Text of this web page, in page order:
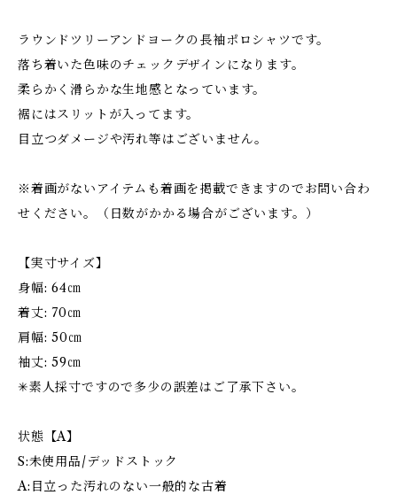
ラウンドツリーアンドヨークの長袖ポロシャツです。
落ち着いた色味のチェックデザインになります。
柔らかく滑らかな生地感となっています。
裾にはスリットが入ってます。
目立つダメージや汚れ等はございません。
※着画がないアイテムも着画を掲載できますのでお問い合わ
せください。（日数がかかる場合がございます。）
【実寸サイズ】
身幅: 64㎝
着丈: 70㎝
肩幅: 50㎝
袖丈: 59㎝
✳︎素人採寸ですので多少の誤差はご了承下さい。
状態【A】
S:未使用品/デッドストック
A:目立った汚れのない一般的な古着